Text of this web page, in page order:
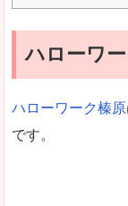
ハローワ
ハローワーク榛原
です。